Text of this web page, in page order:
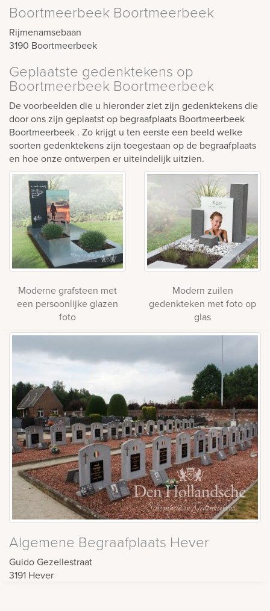
Boortmeerbeek Boortmeerbeek
Rijmenamsebaan
3190 Boortmeerbeek
Geplaatste gedenktekens op
Boortmeerbeek Boortmeerbeek
De voorbeelden die u hieronder ziet zijn gedenktekens die
door ons zijn geplaatst op begraafplaats Boortmeerbeek
Boortmeerbeek . Zo krijgt u ten eerste een beeld welke
soorten gedenktekens zijn toegestaan op de begraafplaats
en hoe onze ontwerpen er uiteindelijk uitzien.
Moderne grafsteen met
een persoonlijke glazen
foto
Modern zuilen
gedenkteken met foto op
glas
Algemene Begraafplaats Hever
Guido Gezellestraat
3191 Hever